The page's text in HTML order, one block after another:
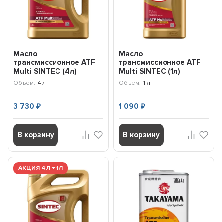
Масло
трансмиссионное ATF
Multi SINTEC (4л)
324710
Объем: 4 л
3 730₽
В корзину
Масло
трансмиссионное ATF
Multi SINTEC (1л)
324707
Объем: 1 л
1 090 ₽
В корзину
АКЦИЯ 4Л + 1Л